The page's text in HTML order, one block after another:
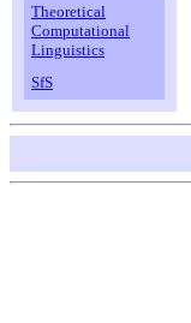
Theoretical
Computational
Linguistics
SfS